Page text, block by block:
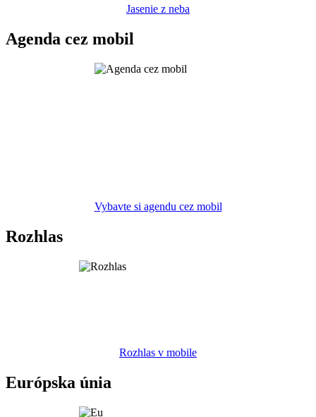
Jasenie z neba
Agenda cez mobil
Vybavte si agendu cez mobil
Rozhlas
Rozhlas v mobile
Európska únia